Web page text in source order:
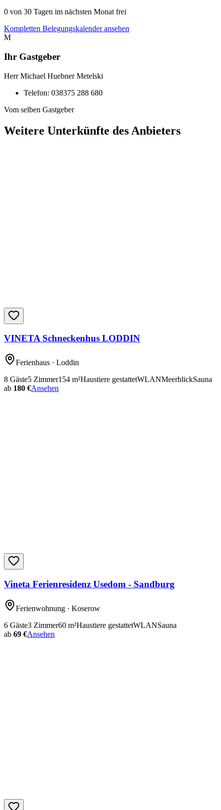
0 von 30 Tagen im nächsten Monat frei
Kompletten Belegungskalender ansehen
M
Ihr Gastgeber
Herr Michael Huebner Metelski
Telefon: 038375 288 680
Vom selben Gastgeber
Weitere Unterkünfte des Anbieters
VINETA Schneckenhus LODDIN
Ferienhaus · Loddin
8 Gäste5 Zimmer154 m²Haustiere gestattetWLANMeerblickSauna
ab 180 €Ansehen
Vineta Ferienresidenz Usedom - Sandburg
Ferienwohnung · Koserow
6 Gäste3 Zimmer60 m²Haustiere gestattetWLANSauna
ab 69 €Ansehen